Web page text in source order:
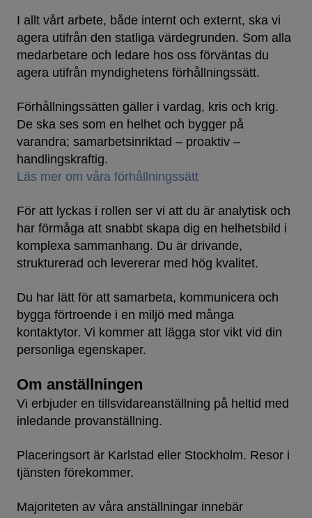
I allt vårt arbete, både internt och externt, ska vi
agera utifrån den statliga värdegrunden. Som alla
medarbetare och ledare hos oss förväntas du
agera utifrån myndighetens förhållningssätt.
Förhållningssätten gäller i vardag, kris och krig.
De ska ses som en helhet och bygger på
varandra; samarbetsinriktad – proaktiv –
handlingskraftig.
Läs mer om våra förhållningssätt
För att lyckas i rollen ser vi att du är analytisk och
har förmåga att snabbt skapa dig en helhetsbild i
komplexa sammanhang. Du är drivande,
strukturerad och levererar med hög kvalitet.
Du har lätt för att samarbeta, kommunicera och
bygga förtroende i en miljö med många
kontaktytor. Vi kommer att lägga stor vikt vid din
personliga egenskaper.
Om anställningen
Vi erbjuder en tillsvidareanställning på heltid med
inledande provanställning.
Placeringsort är Karlstad eller Stockholm. Resor i
tjänsten förekommer.
Majoriteten av våra anställningar innebär